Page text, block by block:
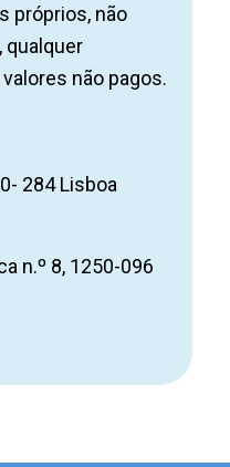
próprios, não
qualquer
não pagos.
284 Lisboa
n.º 8, 1250-096